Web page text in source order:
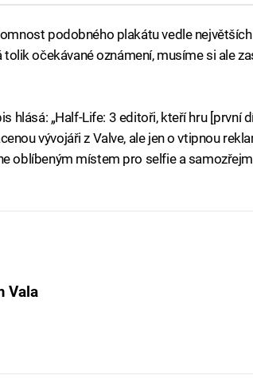
podobného plakátu vedle
očekávané oznámení, musíme si ale
hlásá: „Half-Life: 3 editoři, kteří hru [první
vývojáři z Valve, ale jen o vtipnou
oblíbeným místem pro selfie a
Vala